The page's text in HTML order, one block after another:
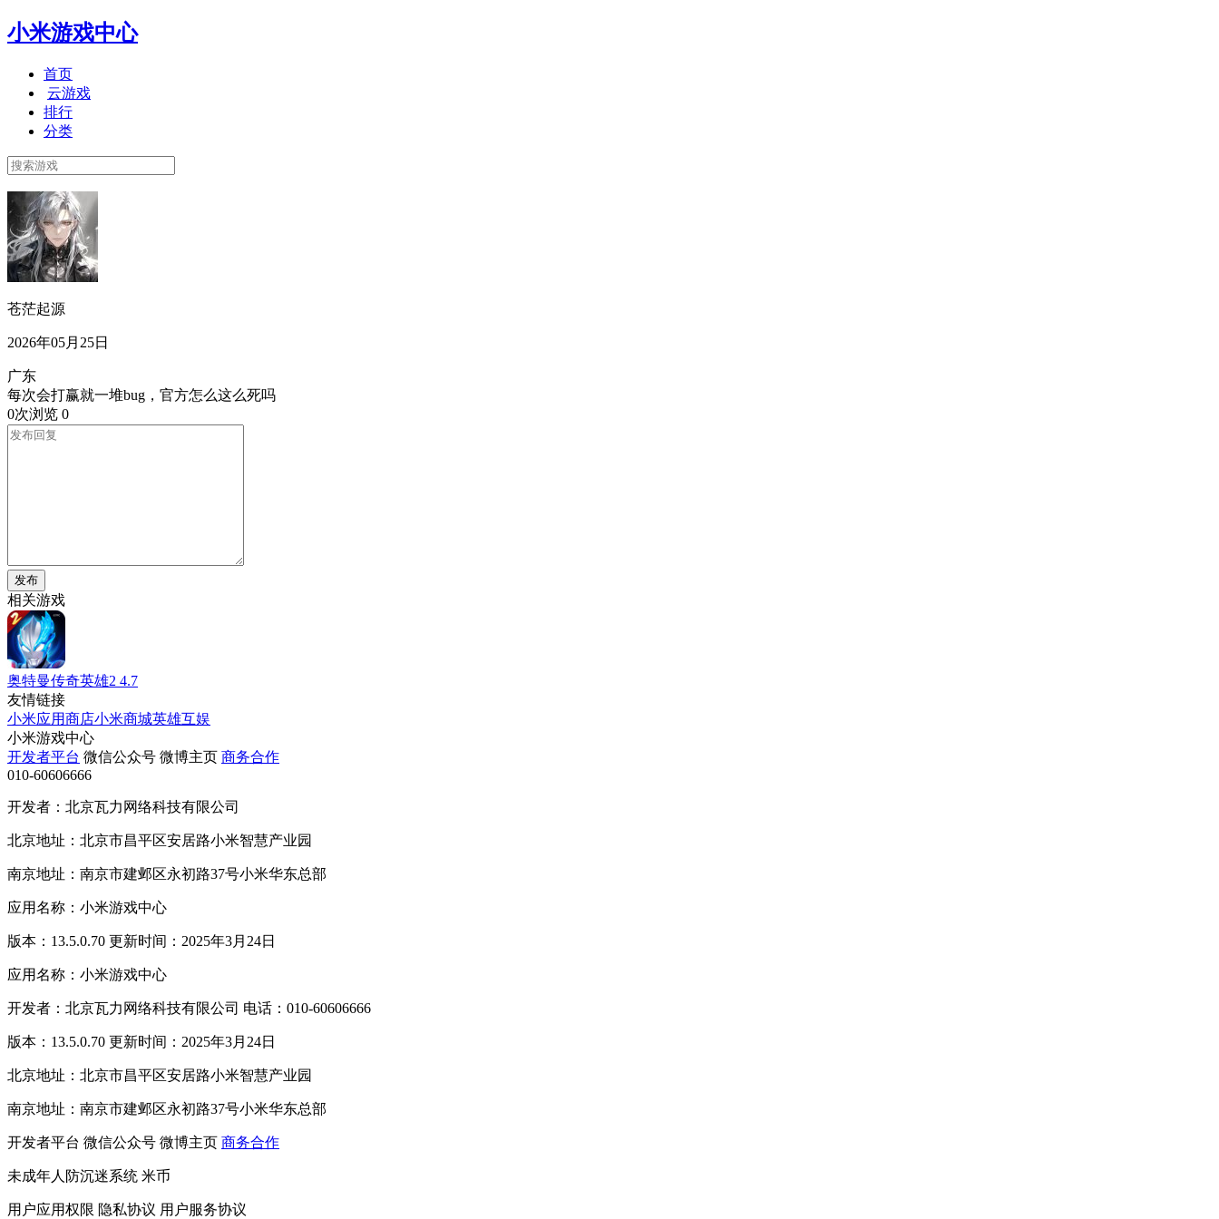
小米游戏中心
首页
云游戏
排行
分类
苍茫起源
2026年05月25日
广东
每次会打赢就一堆bug，官方怎么这么死吗
0次浏览 0
发布
相关游戏
奥特曼传奇英雄2 4.7
友情链接
小米应用商店小米商城英雄互娱
小米游戏中心
开发者平台 微信公众号 微博主页 商务合作
010-60606666
开发者：北京瓦力网络科技有限公司
北京地址：北京市昌平区安居路小米智慧产业园
南京地址：南京市建邺区永初路37号小米华东总部
应用名称：小米游戏中心
版本：13.5.0.70 更新时间：2025年3月24日
应用名称：小米游戏中心
开发者：北京瓦力网络科技有限公司 电话：010-60606666
版本：13.5.0.70 更新时间：2025年3月24日
北京地址：北京市昌平区安居路小米智慧产业园
南京地址：南京市建邺区永初路37号小米华东总部
开发者平台 微信公众号 微博主页 商务合作
未成年人防沉迷系统 米币
用户应用权限 隐私协议 用户服务协议